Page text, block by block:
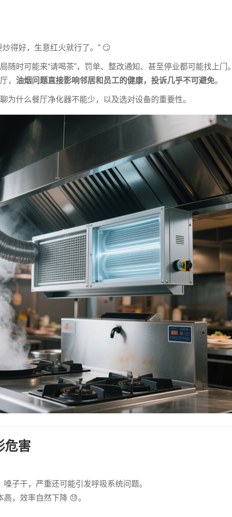
得好，生意红火就行了。” 😏
时可能来“请喝茶”，罚单、整改通知、甚至停业都可能找上门。
， 油烟问题直接影响邻居和员工的健康，投诉几乎不可避免。
为什么餐厅净化器不能少，以及选对设备的重要性。
危害
子干，严重还可能引发呼吸系统问题。
，效率自然下降 😓。